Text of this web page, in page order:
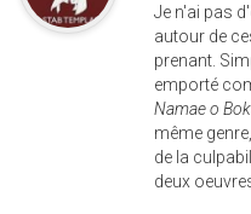
Je n'ai pas
autour de
prenant.
emporté
Namae o
même
de la
deux